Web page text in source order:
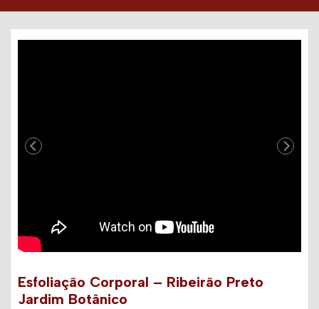
Esfoliação Corporal – Ribeirão Preto
Jardim Botânico